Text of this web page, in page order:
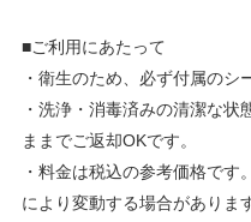
■ご利用にあたって
・衛生のため、必ず付属のシ
・洗浄・消毒済みの清潔な
ままでご返却OKです。
・料金は税込の参考価格で
により変動する場合がありま